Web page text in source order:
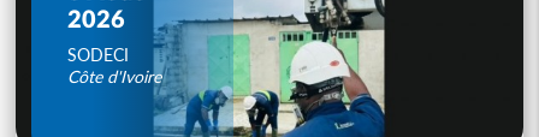
2026
SODECI
Côte d'Ivoire